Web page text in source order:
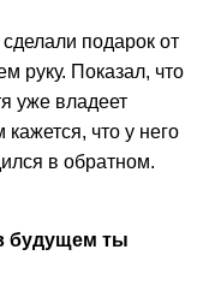
подарок от
руку. Показал, что
уже владеет
что у него
в обратном.
будущем ты